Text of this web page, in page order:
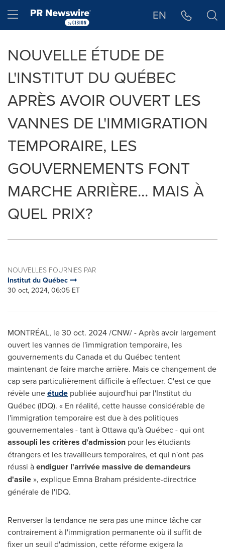
Hamburger menu EN
NOUVELLE ÉTUDE DE
L'INSTITUT DU QUÉBEC
APRÈS AVOIR OUVERT LES
VANNES DE L'IMMIGRATION
TEMPORAIRE, LES
GOUVERNEMENTS FONT
MARCHE ARRIÈRE... MAIS À
QUEL PRIX?
NOUVELLES FOURNIES PAR
Institut du Québec
30 oct, 2024, 06:05 ET
MONTRÉAL, le30 oct. 2024/CNW/ - Après avoir largement
ouvert les vannes de l'immigration temporaire, les
gouvernements du Canada et du Québec tentent
maintenant de faire marche arrière. Mais ce changement de
cap sera particulièrement difficile à effectuer. C'est ce que
révèle uneétude publiée aujourd'hui par l'Institut du
Québec (IDQ). « En réalité, cette hausse considérable de
l'immigration temporaire est due à des politiques
gouvernementales - tant àOttawaqu'à Québec - qui ont
assoupli les critères d'admission pour les étudiants
étrangers et les travailleurs temporaires, et qui n'ont pas
réussi àendiguer l'arrivée massive de demandeurs
d'asile», explique Emna Braham présidente-directrice
générale de l'IDQ.
Renverser la tendance ne sera pas une mince tâche car
contrairement à l'immigration permanente où il suffit de
fixer un seuil d'admission, cette réforme exigera la